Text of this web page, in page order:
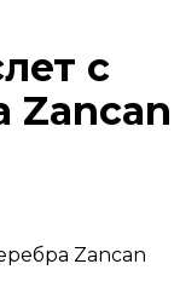
с
Zancan
Zancan